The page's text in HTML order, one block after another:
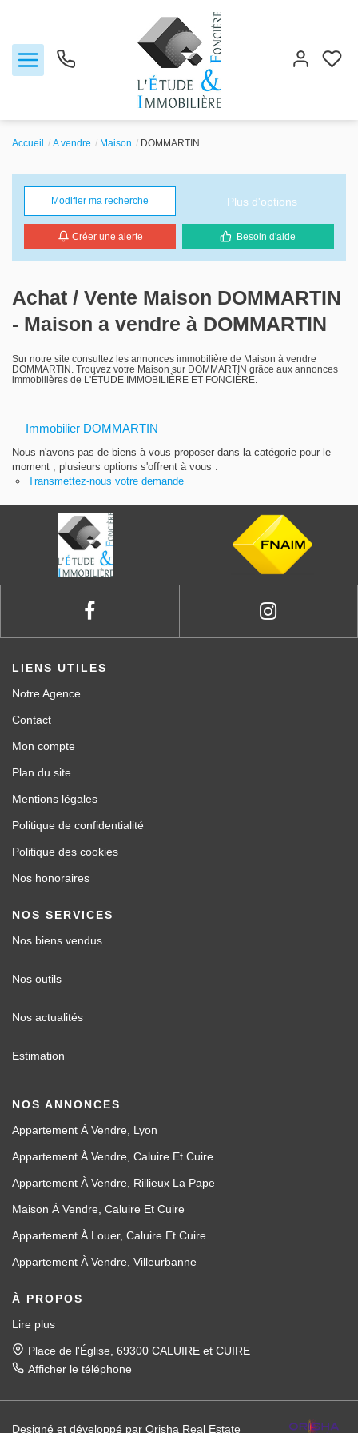
Ventes
Biens vendus
Locations
Gestion locative
Accueil A vendre Maison DOMMARTIN
Modifier ma recherche Plus d'options
Créer une alerte Besoin d'aide
Achat / Vente Maison DOMMARTIN
- Maison a vendre à DOMMARTIN
Sur notre site consultez les annonces immobilière de Maison à vendre
DOMMARTIN. Trouvez votre Maison sur DOMMARTIN grâce aux annonces
immobilières de L'ÉTUDE IMMOBILIÈRE ET FONCIÈRE.
Immobilier DOMMARTIN
Nous n'avons pas de biens à vous proposer dans la catégorie pour le
moment , plusieurs options s'offrent à vous :
Transmettez-nous votre demande
LIENS UTILES
Notre Agence
Contact
Mon compte
Plan du site
Mentions légales
Politique de confidentialité
Politique des cookies
Nos honoraires
NOS SERVICES
Nos biens vendus
Nos outils
Nos actualités
Estimation
NOS ANNONCES
Appartement À Vendre, Lyon
Appartement À Vendre, Caluire Et Cuire
Appartement À Vendre, Rillieux La Pape
Maison À Vendre, Caluire Et Cuire
Appartement À Louer, Caluire Et Cuire
Appartement À Vendre, Villeurbanne
À PROPOS
Lire plus
Place de l'Église, 69300 CALUIRE et CUIRE
Afficher le téléphone
Designé et développé par Orisha Real Estate